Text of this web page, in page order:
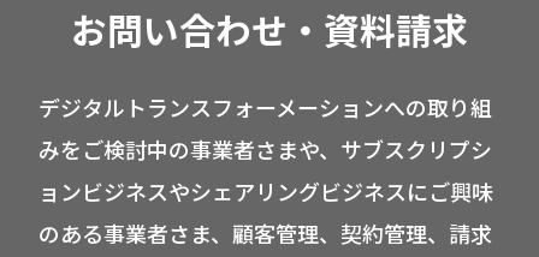
お問い合わせ・資料請求
デジタルトランスフォーメーションへの取り組
みをご検討中の事業者さまや、サブスクリプシ
ョンビジネスやシェアリングビジネスにご興味
のある事業者さま、顧客管理、契約管理、請求